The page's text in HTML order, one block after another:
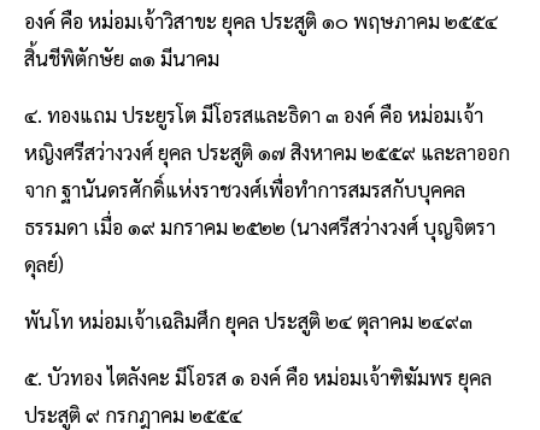
องค์ คือ หม่อมเจ้าวิสาขะ ยุคล ประสูติ ๑๐ พฤษภาคม ๒๕๕๔
สิ้นชีพิตักษัย ๓๑ มีนาคม
๔. ทองแถม ประยูรโต มีโอรสและธิดา ๓ องค์ คือ หม่อมเจ้า
หญิงศรีสว่างวงศ์ ยุคล ประสูติ ๑๗ สิงหาคม ๒๕๕๙ และลาออก
จาก ฐานันดรศักดิ์แห่งราชวงศ์เพื่อทําการสมรสกับบุคคล
ธรรมดา เมื่อ ๑๙ มกราคม ๒๕๒๒ (นางศรีสว่างวงศ์ บุญจิตรา
ดุลย์)
พันโท หม่อมเจ้าเฉลิมศึก ยุคล ประสูติ ๒๔ ตุลาคม ๒๔๙๓
๕. บัวทอง ไตลังคะ มีโอรส ๑ องค์ คือ หม่อมเจ้าฑิฆัมพร ยุคล
ประสูติ ๙ กรกฎาคม ๒๕๕๔